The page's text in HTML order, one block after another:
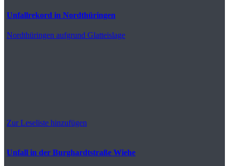
Unfallrekord in Nordthüringen
Nordthüringen aufgrund Glatteislage
Zur Leseliste hinzufügen
Unfall in der Burghardtstraße Wiehe